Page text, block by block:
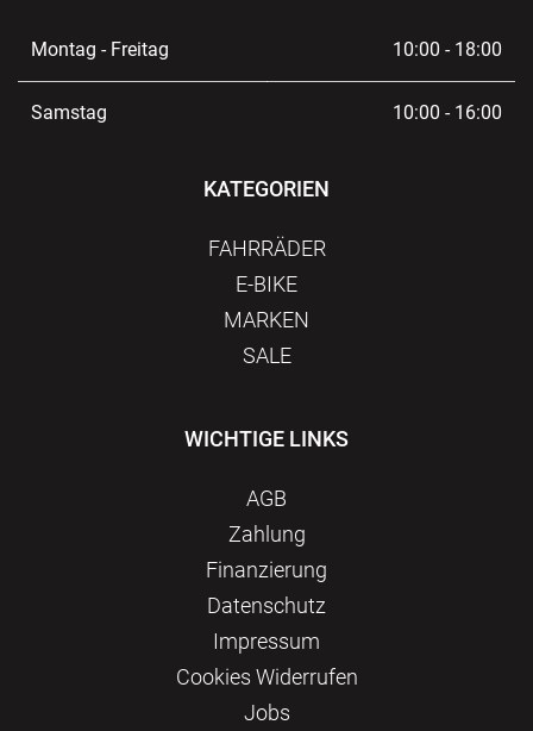
Montag - Freitag 10:00 - 18:00
Samstag 10:00 - 16:00
KATEGORIEN
FAHRRÄDER
E-BIKE
MARKEN
SALE
WICHTIGE LINKS
AGB
Zahlung
Finanzierung
Datenschutz
Impressum
Сookies Widerrufen
Jobs